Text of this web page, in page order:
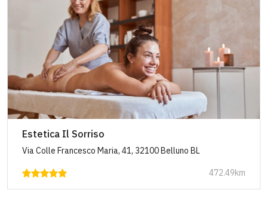
Estetica Il Sorriso
Via Colle Francesco Maria, 41, 32100 Belluno BL
472.49km